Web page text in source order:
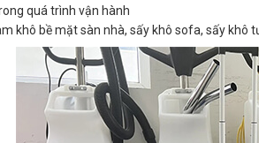
quá trình vận hành
khô bề mặt sàn nhà, sấy khô sofa, sấy khô